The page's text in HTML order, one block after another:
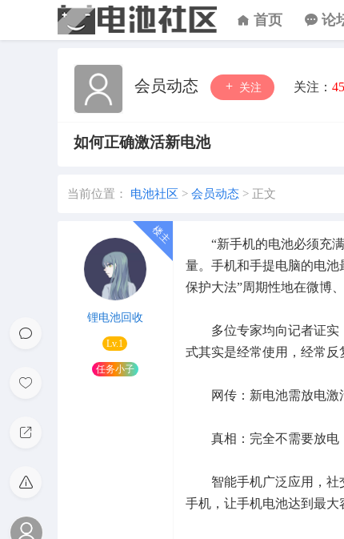
首页 论
会员动态 关注 关注： 45
如何正确激活新电池
当前位置： 电池社区 > 会员动态 > 正文
锂电池回收
Lv.1
任务小子
“新手机的电池必须充满8
量。手机和手提电脑的电
保护大法”周期性地在微博、
多位专家均向记者证实，
式其实是经常使用，经常反
网传：新电池需放电激
真相：完全不需要放电
智能手机广泛应用，社交
手机，让手机电池达到最大